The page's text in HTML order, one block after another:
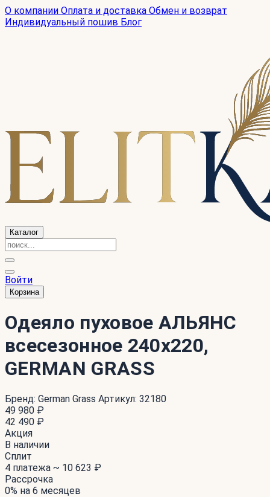
О компании Оплата и доставка Обмен и возврат
Индивидуальный пошив Блог
Каталог
Войти
Корзина
Одеяло пуховое АЛЬЯНС
всесезонное 240x220,
GERMAN GRASS
Бренд: German Grass Артикул: 32180
49 980 ₽
42 490 ₽
Акция
В наличии
Сплит
4 платежа ~ 10 623 ₽
Рассрочка
0% на 6 месяцев